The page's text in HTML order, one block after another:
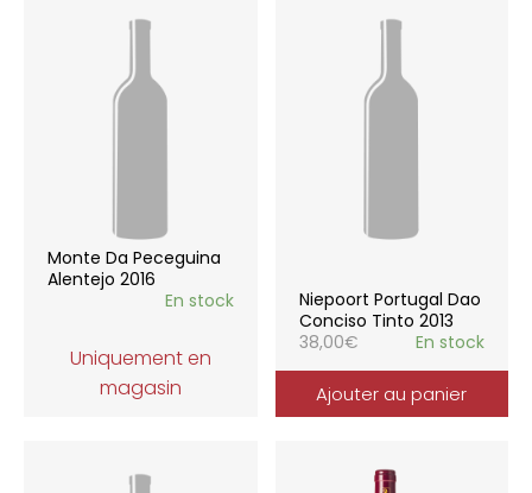
Monte Da Peceguina
Alentejo 2016
En stock
Uniquement en
magasin
Niepoort Portugal Dao
Conciso Tinto 2013
38,00€ En stock
Ajouter au panier